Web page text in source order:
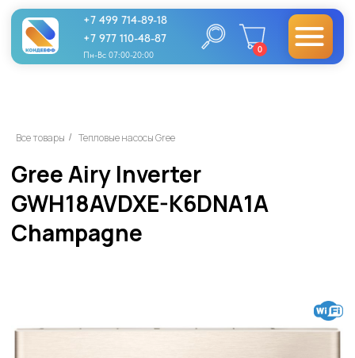
+7 499 714-89-18
+7 977 110-48-87
Пн-Вс 07:00-20:00
Все товары / Тепловые насосы Gree
GWH18AVDXE-K6DNA1A
Champagne